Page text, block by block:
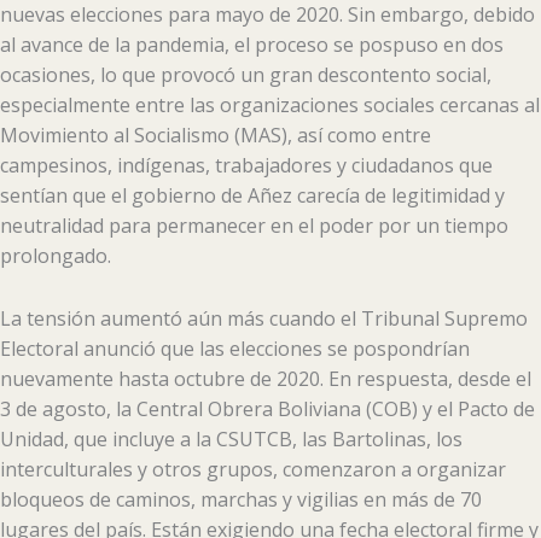
nuevas elecciones para mayo de 2020. Sin embargo, debido
al avance de la pandemia, el proceso se pospuso en dos
ocasiones, lo que provocó un gran descontento social,
especialmente entre las organizaciones sociales cercanas al
Movimiento al Socialismo (MAS), así como entre
campesinos, indígenas, trabajadores y ciudadanos que
sentían que el gobierno de Añez carecía de legitimidad y
neutralidad para permanecer en el poder por un tiempo
prolongado.
La tensión aumentó aún más cuando el Tribunal Supremo
Electoral anunció que las elecciones se pospondrían
nuevamente hasta octubre de 2020. En respuesta, desde el
3 de agosto, la Central Obrera Boliviana (COB) y el Pacto de
Unidad, que incluye a la CSUTCB, las Bartolinas, los
interculturales y otros grupos, comenzaron a organizar
bloqueos de caminos, marchas y vigilias en más de 70
lugares del país. Están exigiendo una fecha electoral firme y